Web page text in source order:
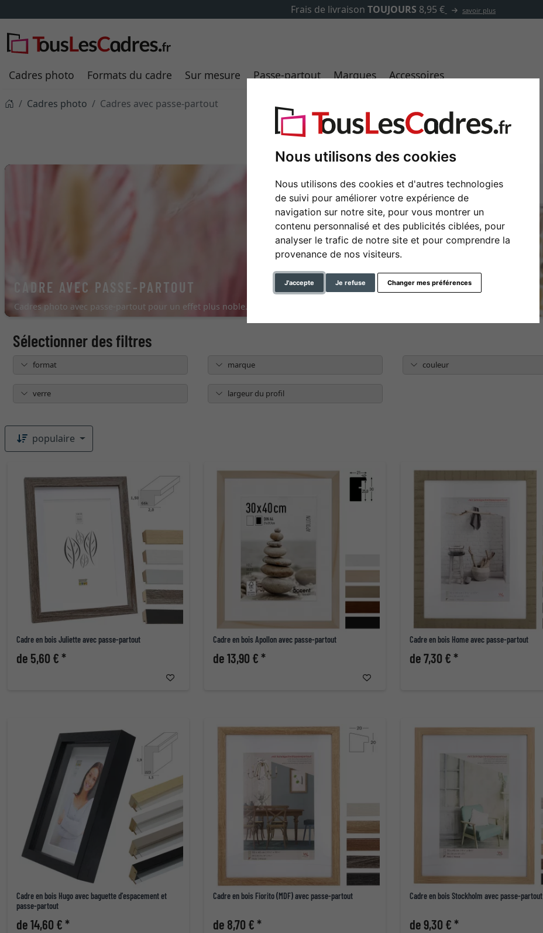
Nous utilisons des cookies
Nous utilisons des cookies et d'autres technologies
de suivi pour améliorer votre expérience de
navigation sur notre site, pour vous montrer un
contenu personnalisé et des publicités ciblées, pour
analyser le trafic de notre site et pour comprendre la
provenance de nos visiteurs.
J'accepte Je refuse Changer mes préférences
✓500 000 articles au choix
Cadres photo Formats du cadre Sur mesure Passe-partout Marques Accessoires
Cadres photo Cadres avec passe-partout
Cadres avec passe-partout
Cadres photo avec passe-partout pour un effet plus noble.
CADRE AVEC PASSE-PARTOUT
Cadres photo avec passe-partout pour un effet plus noble.
format marque couleur
verre largeur du profil
populaire
Cadre en bois Juliette avec passe-partout
de 5,60 € *
Cadre en bois Apollon avec passe-partout
de 13,90 € *
Cadre en bois Home avec passe-partout
de 7,30 € *
Cadre en bois Hugo avec baguette d'espacement et
passe-partout
de 14,60 € *
Cadre en bois Fiorito (MDF) avec passe-partout
de 8,70 € *
Cadre en bois Stockholm avec passe-partout
de 9,30 € *